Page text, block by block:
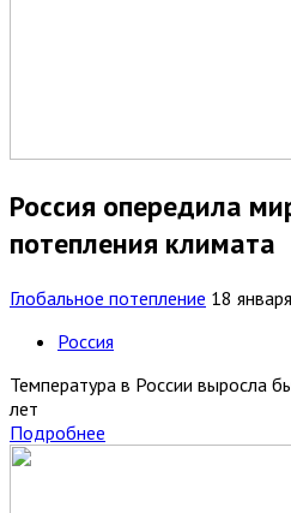
Россия опередила
потепления климата
Глобальное потепление 18
Россия
Температура в России выросла
лет
Подробнее